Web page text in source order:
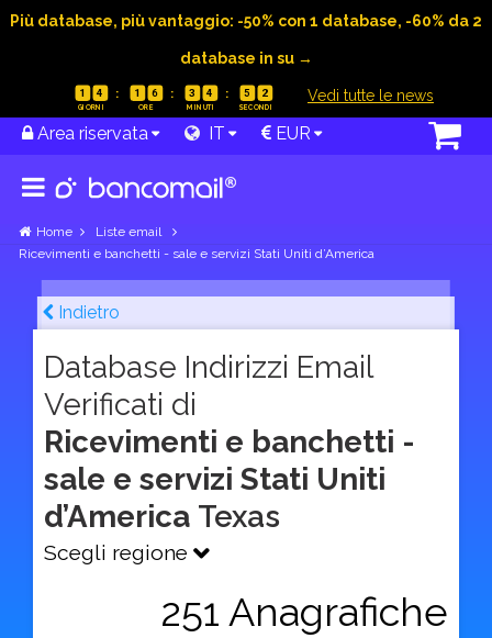
Più database, più vantaggio: -50% con 1 database, -60% da 2
database in su →
1 4 1 6 3 4 5 1 Vedi tutte le news
Area riservata IT EUR
Home
Liste email
Ricevimenti e banchetti - sale e servizi Stati Uniti d’America
Indietro
Database Indirizzi Email
Verificati di
Ricevimenti e banchetti -
sale e servizi Stati Uniti
d’America Texas
Scegli regione
251 Anagrafiche